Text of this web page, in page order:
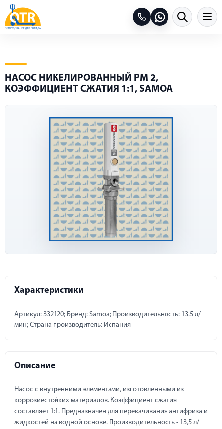
НАСОС НИКЕЛИРОВАННЫЙ PM 2,
КОЭФФИЦИЕНТ СЖАТИЯ 1:1, SAMOA
Характеристики
Артикул: 332120; Бренд: Samoa; Производительность: 13.5 л/
мин; Страна производитель: Испания
Описание
Насос с внутренними элементами, изготовленными из
коррозиестойких материалов. Коэффициент сжатия
составляет 1:1. Предназначен для перекачивания антифриза и
жидкостей на водной основе. Производительность - 13,5 л/